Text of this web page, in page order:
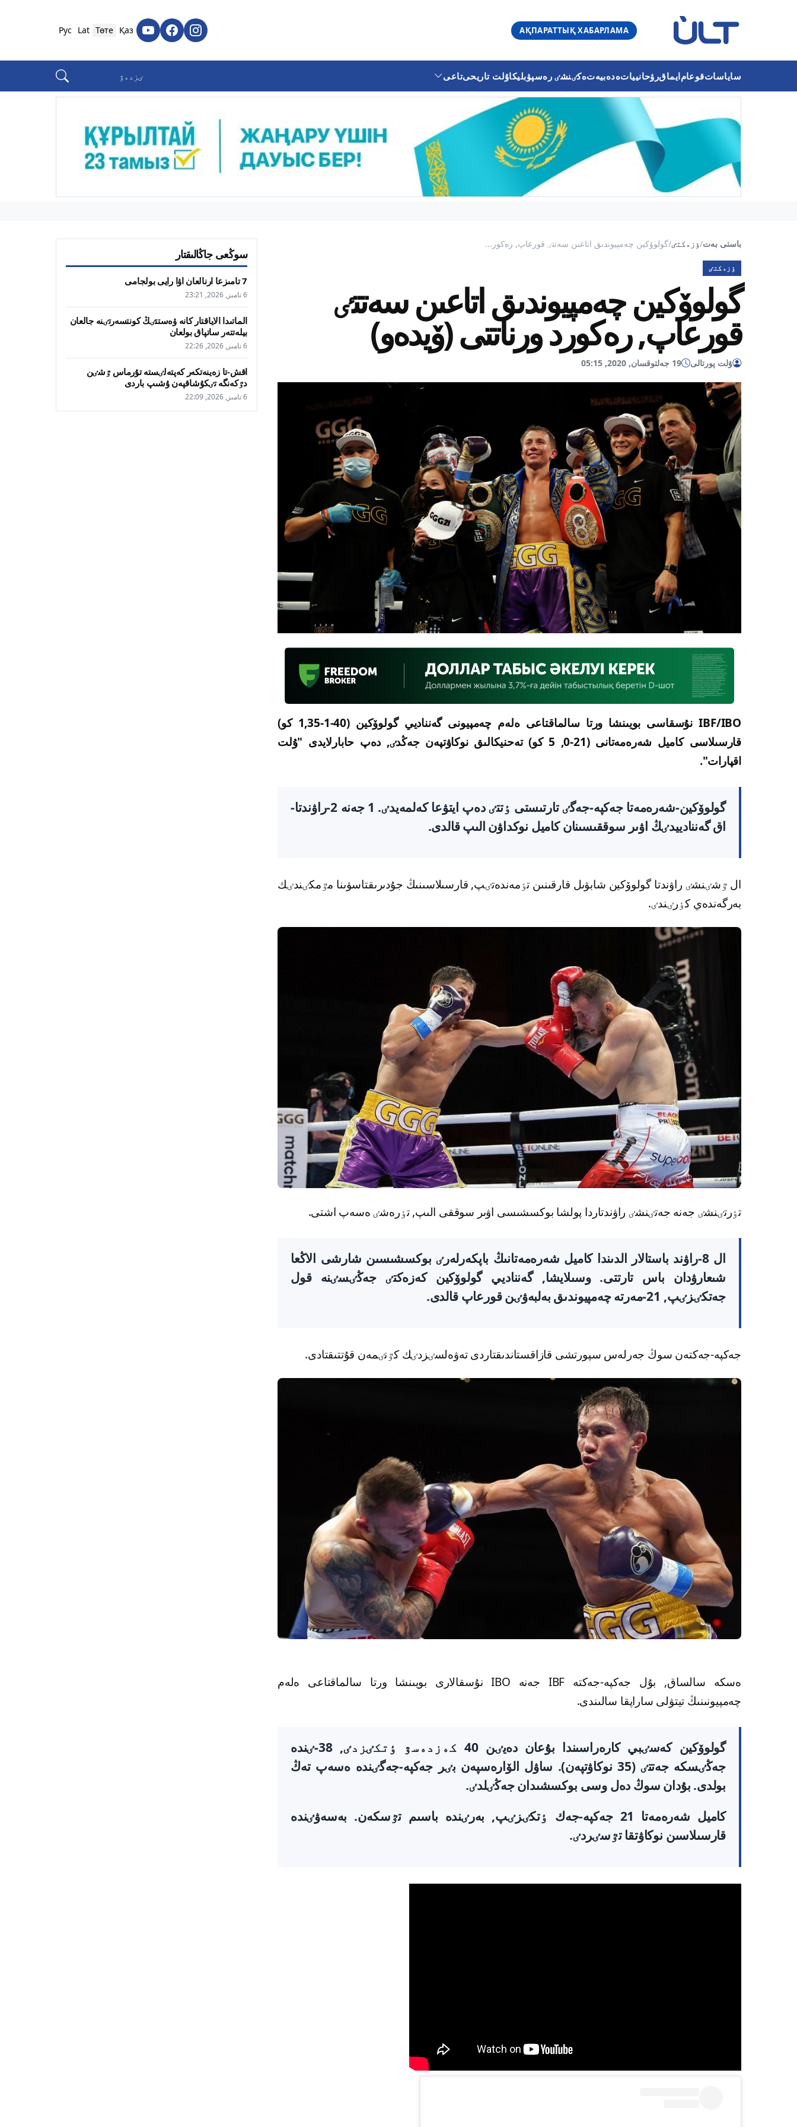
АҚПАРАТТЫҚ ХАБАРЛАМА
Қаз
Төте
Lat
Рус
ساياساتقوعامايماقرۋحانيياتەدەبيەتەكٸنشٸ رەسپۋبليكاۇلت تاريحىتاعى
باستى بەت/ٶزەكتٸ/گولوۆكين چەمپيوندىق اتاعىن سەتتٸ قورعاپ, رەكور...
ٶزەكتٸ
گولوۆكين چەمپيوندىق اتاعىن سەتتٸ
قورعاپ, رەكورد ورناتتى (ۆيدەو)
ۇلت پورتالى 19 جەلتوقسان, 2020, 05:15
IBF/IBO نۇسقاسى بويىنشا ورتا سالماقتاعى ەلەم چەمپيونى گەنناديي گولوۆكين (40-1-1,35 كو)
قارسىلاسى كاميل شەرەمەتانى (21-0, 5 كو) تەحنيكالىق نوكاۋتپەن جەڭدٸ, دەپ حابارلايدى "ۇلت
اقپارات".
گولوۆكين-شەرەمەتا جەكپە-جەگٸ تارتىستى ٶتتٸ دەپ ايتۋعا كەلمەيدٸ. 1 جەنە 2-راۋندتا-
اق گەننادييدٸڭ اۋىر سوققىسىنان كاميل نوكداۋن الىپ قالدى.
ال ٷشٸنشٸ راۋندتا گولوۆكين شابۋىل قارقىنىن تٶمەندەتٸپ, قارسىلاسىنىڭ جۇدىرىقتاسۋىنا مٷمكٸندٸك
بەرگەندەي كٶرٸندٸ.
تٶرتٸنشٸ جەنە جەتٸنشٸ راۋندتاردا پولشا بوكسشىسى اۋىر سوققى الىپ, تٶرەشٸ ەسەپ اشتى.
ال 8-راۋند باستالار الدىندا كاميل شەرەمەتانىڭ باپكەرلەرٸ بوكسشىسىن شارشى الاڭعا
شىعارۋدان باس تارتتى. وسىلايشا, گەنناديي گولوۆكين كەزەكتٸ جەڭٸسٸنە قول
جەتكٸزٸپ, 21-مەرتە چەمپيوندىق بەلبەۋٸن قورعاپ قالدى.
جەكپە-جەكتەن سوڭ جەرلەس سپورتشى قازاقستاندىقتاردى تەۋەلسٸزدٸك كٷنٸمەن قۇتتىقتادى.
ەسكە سالساق, بۇل جەكپە-جەكتە IBF جەنە IBO نۇسقالارى بويىنشا ورتا سالماقتاعى ەلەم
چەمپيونىنىڭ تيتۋلى ساراپقا سالىندى.
گولوۆكين كەسٸبي كارەراسىندا بۇعان دەيٸن 40 كەزدەسۋ ٶتكٸزدٸ, 38-ٸندە
جەڭٸسكە جەتتٸ (35 نوكاۋتپەن). ساۋل الۆارەسپەن بٸر جەكپە-جەگٸندە ەسەپ تەڭ
بولدى. بۇدان سوڭ دەل وسى بوكسشىدان جەڭٸلدٸ.
كاميل شەرەمەتا 21 جەكپە-جەك ٶتكٸزٸپ, بەرٸندە باسىم تٷسكەن. بەسەۋٸندە
قارسىلاسىن نوكاۋتقا تٷسٸردٸ.
سوڭعى جاڭالىقتار
7 تامىزعا ارنالعان اۋا رايى بولجامى
6 تامىز, 2026, 23:21
الماتىدا الاياقتار كانە ۋەستتٸڭ كونتسەرتٸنە جالعان
بيلەتتەر ساتپاق بولعان
6 تامىز, 2026, 22:26
اقش-تا زەينەتكەر كەپتەلٸستە تۇرماس ٷشٸن
دٷكەنگە تٸكۇشاقپەن ۇشىپ باردى
6 تامىز, 2026, 22:09